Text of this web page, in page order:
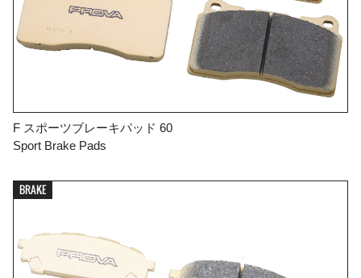
F スポーツブレーキパッド 60
Sport Brake Pads
BRAKE